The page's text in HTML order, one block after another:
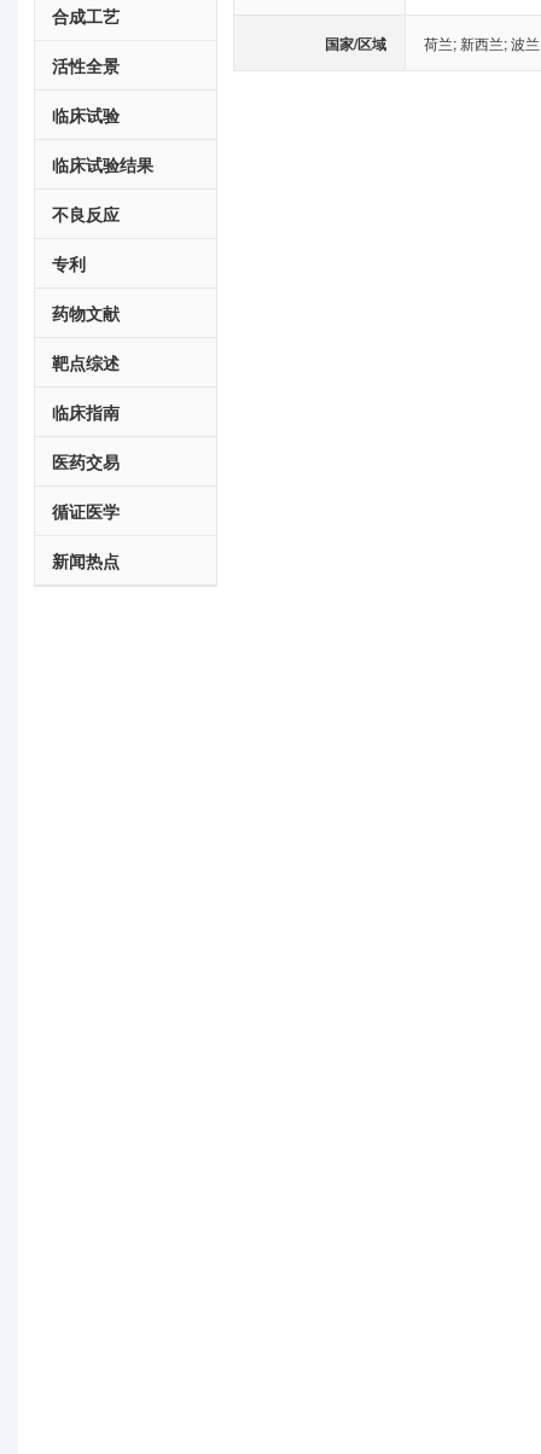
合成工艺
活性全景
临床试验
临床试验结果
不良反应
专利
药物文献
靶点综述
临床指南
医药交易
循证医学
新闻热点
国家/区域 荷兰;新西兰;波兰